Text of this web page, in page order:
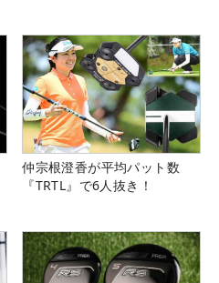
仲宗根澄香が平均パット数
『TRTL』で6人抜き！